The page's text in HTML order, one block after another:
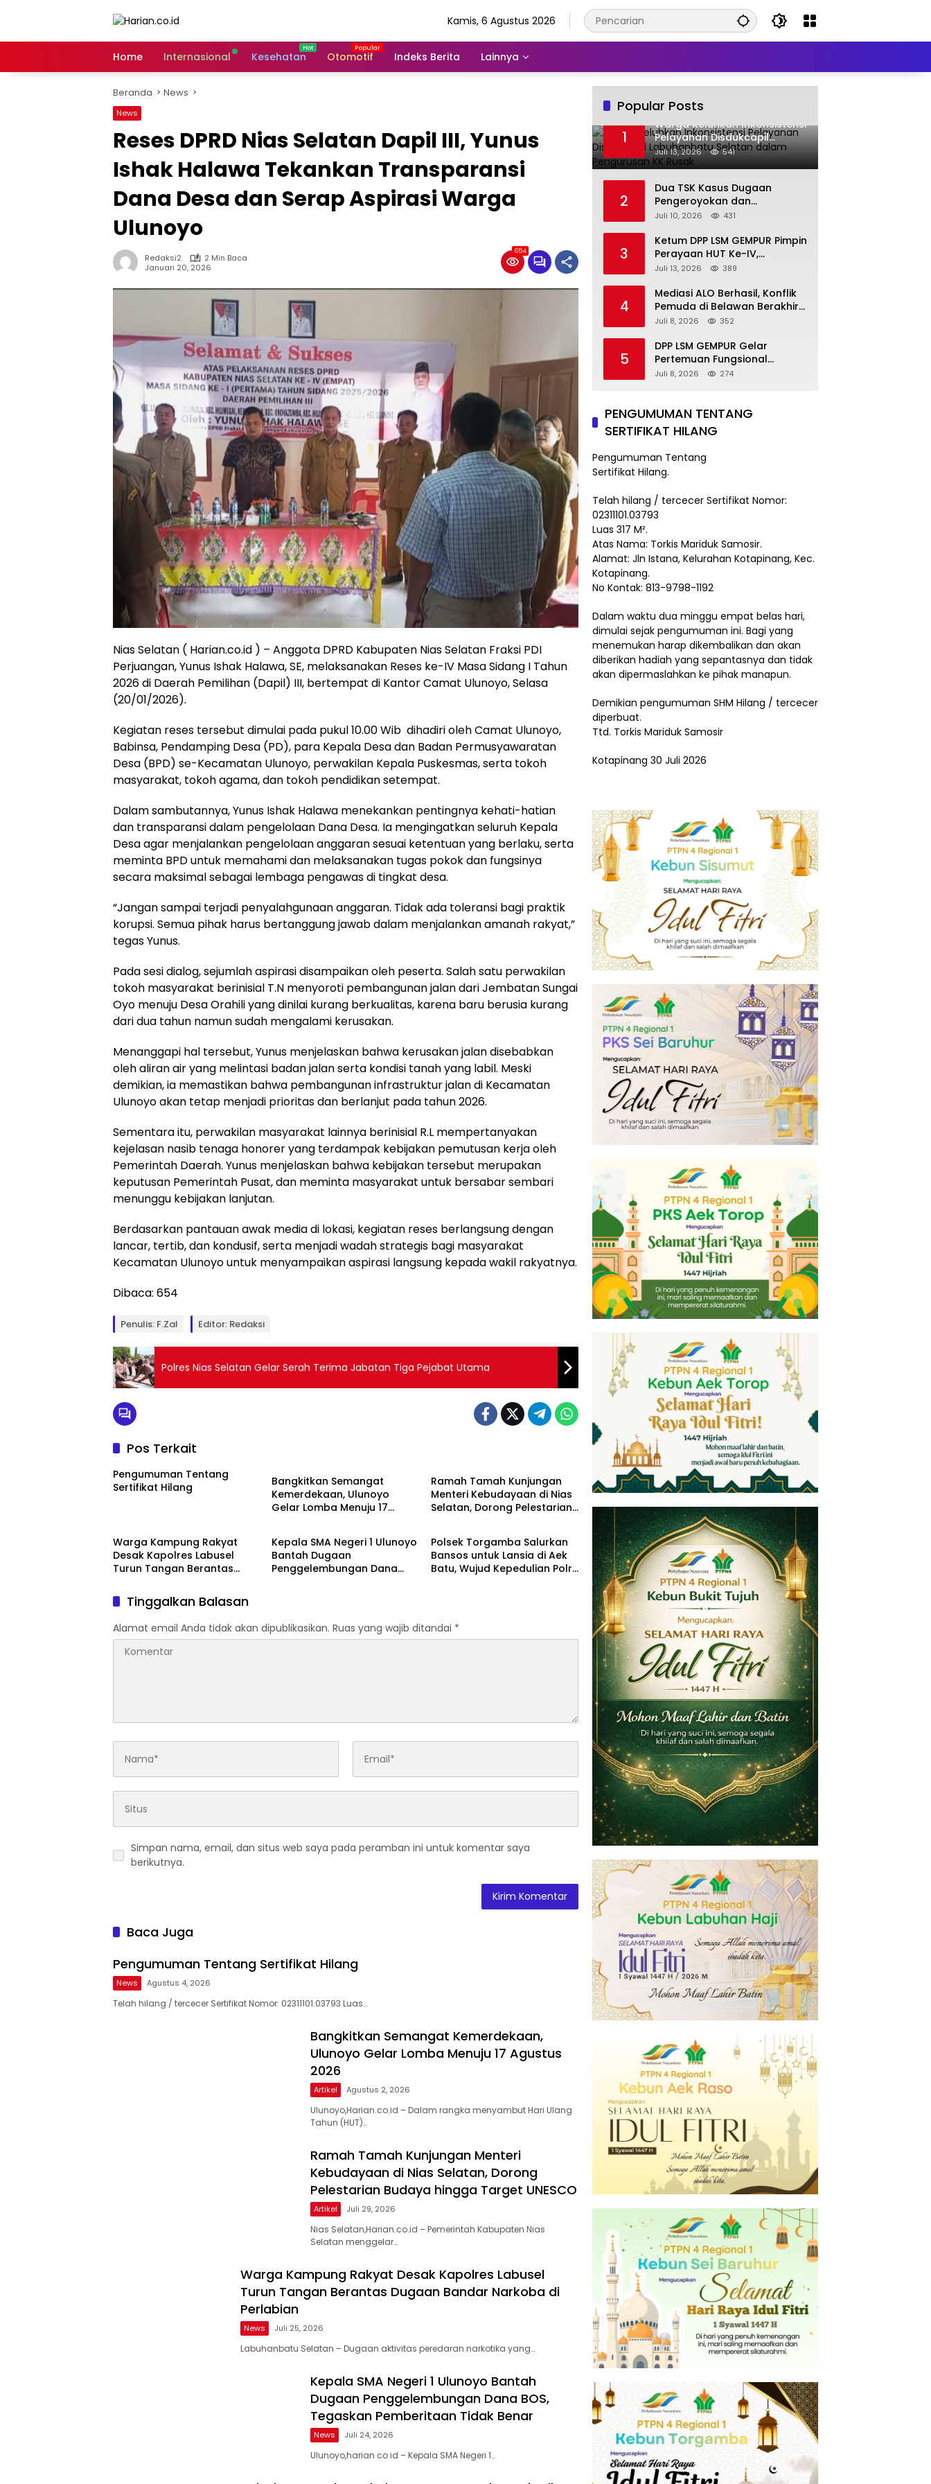
Kamis, 6 Agustus 2026
Home Internasional Kesehatan Otomotif Indeks Berita Lainnya
Beranda News
News
Reses DPRD Nias Selatan Dapil III, Yunus
Ishak Halawa Tekankan Transparansi
Dana Desa dan Serap Aspirasi Warga
Ulunoyo
Redaksi2
2 Min Baca
Januari 20, 2026
654
Nias Selatan ( Harian.co.id ) – Anggota DPRD Kabupaten Nias Selatan Fraksi PDI
Perjuangan, Yunus Ishak Halawa, SE, melaksanakan Reses ke-IV Masa Sidang I Tahun
2026 di Daerah Pemilihan (Dapil) III, bertempat di Kantor Camat Ulunoyo, Selasa
(20/01/2026).
Kegiatan reses tersebut dimulai pada pukul 10.00 Wib dihadiri oleh Camat Ulunoyo,
Babinsa, Pendamping Desa (PD), para Kepala Desa dan Badan Permusyawaratan
Desa (BPD) se-Kecamatan Ulunoyo, perwakilan Kepala Puskesmas, serta tokoh
masyarakat, tokoh agama, dan tokoh pendidikan setempat.
Dalam sambutannya, Yunus Ishak Halawa menekankan pentingnya kehati-hatian
dan transparansi dalam pengelolaan Dana Desa. Ia mengingatkan seluruh Kepala
Desa agar menjalankan pengelolaan anggaran sesuai ketentuan yang berlaku, serta
meminta BPD untuk memahami dan melaksanakan tugas pokok dan fungsinya
secara maksimal sebagai lembaga pengawas di tingkat desa.
“Jangan sampai terjadi penyalahgunaan anggaran. Tidak ada toleransi bagi praktik
korupsi. Semua pihak harus bertanggung jawab dalam menjalankan amanah rakyat,”
tegas Yunus.
Pada sesi dialog, sejumlah aspirasi disampaikan oleh peserta. Salah satu perwakilan
tokoh masyarakat berinisial T.N menyoroti pembangunan jalan dari Jembatan Sungai
Oyo menuju Desa Orahili yang dinilai kurang berkualitas, karena baru berusia kurang
dari dua tahun namun sudah mengalami kerusakan.
Menanggapi hal tersebut, Yunus menjelaskan bahwa kerusakan jalan disebabkan
oleh aliran air yang melintasi badan jalan serta kondisi tanah yang labil. Meski
demikian, ia memastikan bahwa pembangunan infrastruktur jalan di Kecamatan
Ulunoyo akan tetap menjadi prioritas dan berlanjut pada tahun 2026.
Sementara itu, perwakilan masyarakat lainnya berinisial R.L mempertanyakan
kejelasan nasib tenaga honorer yang terdampak kebijakan pemutusan kerja oleh
Pemerintah Daerah. Yunus menjelaskan bahwa kebijakan tersebut merupakan
keputusan Pemerintah Pusat, dan meminta masyarakat untuk bersabar sembari
menunggu kebijakan lanjutan.
Berdasarkan pantauan awak media di lokasi, kegiatan reses berlangsung dengan
lancar, tertib, dan kondusif, serta menjadi wadah strategis bagi masyarakat
Kecamatan Ulunoyo untuk menyampaikan aspirasi langsung kepada wakil rakyatnya.
Dibaca: 654
Penulis: F.Zal Editor: Redaksi
Polres Nias Selatan Gelar Serah Terima Jabatan Tiga Pejabat Utama
Pos Terkait
Pengumuman Tentang
Sertifikat Hilang
Bangkitkan Semangat
Kemerdekaan, Ulunoyo
Gelar Lomba Menuju 17
Ramah Tamah Kunjungan
Menteri Kebudayaan di Nias
Selatan, Dorong Pelestarian
Warga Kampung Rakyat
Desak Kapolres Labusel
Turun Tangan Berantas
Perlabian
News
Kepala SMA Negeri 1 Ulunoyo
Bantah Dugaan
Penggelembungan Dana
News
Polsek Torgamba Salurkan
Bansos untuk Lansia di Aek
Batu, Wujud Kepedulian Polri
Tinggalkan Balasan
Alamat email Anda tidak akan dipublikasikan. Ruas yang wajib ditandai *
Simpan nama, email, dan situs web saya pada peramban ini untuk komentar saya
berikutnya.
Baca Juga
Pengumuman Tentang Sertifikat Hilang
News Agustus 4, 2026
Telah hilang / tercecer Sertifikat Nomor: 02311101.03793 Luas…
Bangkitkan Semangat Kemerdekaan,
Ulunoyo Gelar Lomba Menuju 17 Agustus
2026
Artikel Agustus 2, 2026
Ulunoyo,Harian.co.id – Dalam rangka menyambut Hari Ulang
Tahun (HUT)…
Ramah Tamah Kunjungan Menteri
Kebudayaan di Nias Selatan, Dorong
Pelestarian Budaya hingga Target UNESCO
Artikel Juli 29, 2026
Nias Selatan,Harian.co.id – Pemerintah Kabupaten Nias
Selatan menggelar…
Warga Kampung Rakyat Desak Kapolres Labusel
Turun Tangan Berantas Dugaan Bandar Narkoba di
Perlabian
News Juli 25, 2026
Labuhanbatu Selatan – Dugaan aktivitas peredaran narkotika yang…
Kepala SMA Negeri 1 Ulunoyo Bantah
Dugaan Penggelembungan Dana BOS,
Tegaskan Pemberitaan Tidak Benar
News Juli 24, 2026
Ulunoyo,harian co id – Kepala SMA Negeri 1…
Popular Posts
1
Warga Keluhkan Inkonsistensi
Pelayanan Disdukcapil
Labuhanbatu Selatan dalam
Pengurusan KK Rusak
Juli 13, 2026 541
2
Dua TSK Kasus Dugaan
Pengeroyokan dan
Pengancaman Serahkan Diri,
Tuntaskan Pengamanan Tiga
Tersangka
Juli 10, 2026 431
3
Ketum DPP LSM GEMPUR Pimpin
Perayaan HUT Ke-IV,
Tegaskan Komitmen sebagai
Aspirasi Rakyat
Juli 13, 2026 389
4
Mediasi ALO Berhasil, Konflik
Pemuda di Belawan Berakhir
Damai
Juli 8, 2026 352
5
DPP LSM GEMPUR Gelar
Pertemuan Fungsional
Kepengurusan di Medan
Juli 8, 2026 274
PENGUMUMAN TENTANG
SERTIFIKAT HILANG
Pengumuman Tentang
Sertifikat Hilang.
Telah hilang / tercecer Sertifikat Nomor:
02311101.03793
Luas 317 M².
Atas Nama: Torkis Mariduk Samosir.
Alamat: Jln Istana, Kelurahan Kotapinang, Kec.
Kotapinang.
No Kontak: 813-9798-1192
Dalam waktu dua minggu empat belas hari,
dimulai sejak pengumuman ini. Bagi yang
menemukan harap dikembalikan dan akan
diberikan hadiah yang sepantasnya dan tidak
akan dipermaslahkan ke pihak manapun.
Demikian pengumuman SHM Hilang / tercecer
diperbuat.
Ttd. Torkis Mariduk Samosir
Kotapinang 30 Juli 2026